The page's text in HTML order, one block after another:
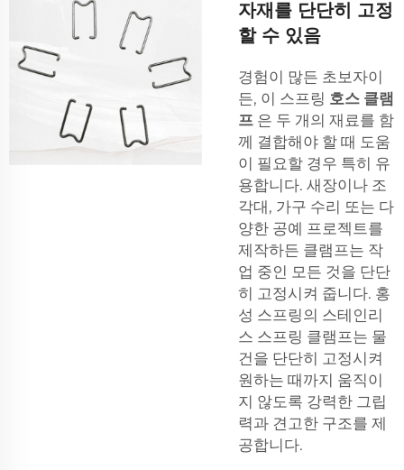
자재를 단단히 고정
할 수 있음
경험이 많든 초보자이
든, 이 스프링 호스 클램
프 은 두 개의 재료를 함
께 결합해야 할 때 도움
이 필요할 경우 특히 유
용합니다. 새장이나 조
각대, 가구 수리 또는 다
양한 공예 프로젝트를
제작하든 클램프는 작
업 중인 모든 것을 단단
히 고정시켜 줍니다. 홍
성 스프링의 스테인리
스 스프링 클램프는 물
건을 단단히 고정시켜
원하는 때까지 움직이
지 않도록 강력한 그립
력과 견고한 구조를 제
공합니다.